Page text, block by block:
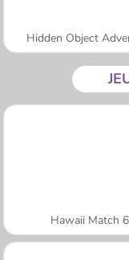
Hidden Object
Hawaii Match 6